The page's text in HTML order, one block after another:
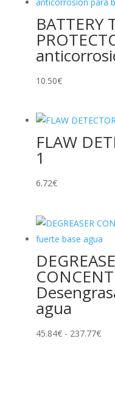
BATTERY
10.50€
FLAW
1
6.72€
agua
45.84€ - 237.77€